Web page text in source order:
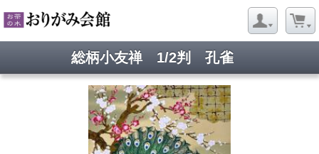
総柄小友禅 1/2判 孔雀